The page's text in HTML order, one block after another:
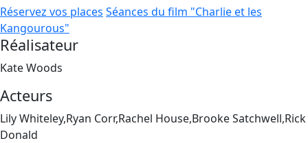
Réservez vos places Séances du film "Charlie et les
Kangourous"
Réalisateur
Kate Woods
Acteurs
Lily Whiteley,Ryan Corr,Rachel House,Brooke Satchwell,Rick
Donald